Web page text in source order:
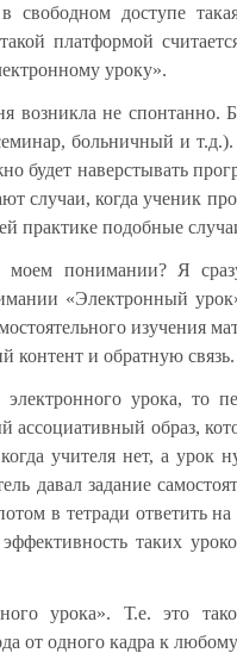
свободном доступе
платформой
уроку».
возникла не
больничный и
будет наверстывать
случаи, когда ученик
практике подобные
понимании? Я
«Электронный
изучения
контент и обратную связь.
урока, то
образ,
учителя нет, а урок
давал задание
в тетради ответить
таких
урока». Т.е. это
от одного кадра к